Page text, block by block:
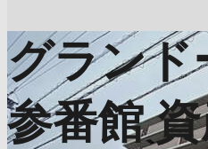
グランド
参番館